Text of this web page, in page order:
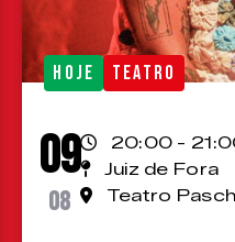
HOJE TEATRO
09
08
20:00 -
Juiz de Fora
Teatro